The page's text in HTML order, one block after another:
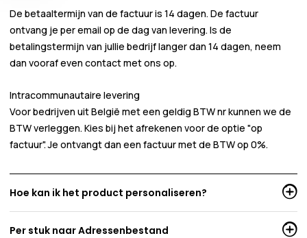
De betaaltermijn van de factuur is 14 dagen. De factuur
ontvang je per email op de dag van levering. Is de
betalingstermijn van jullie bedrijf langer dan 14 dagen, neem
dan vooraf even contact met ons op.
Intracommunautaire levering
Voor bedrijven uit België met een geldig BTW nr kunnen we de
BTW verleggen. Kies bij het afrekenen voor de optie "op
factuur". Je ontvangt dan een factuur met de BTW op 0%.
Hoe kan ik het product personaliseren?
Per stuk naar Adressenbestand